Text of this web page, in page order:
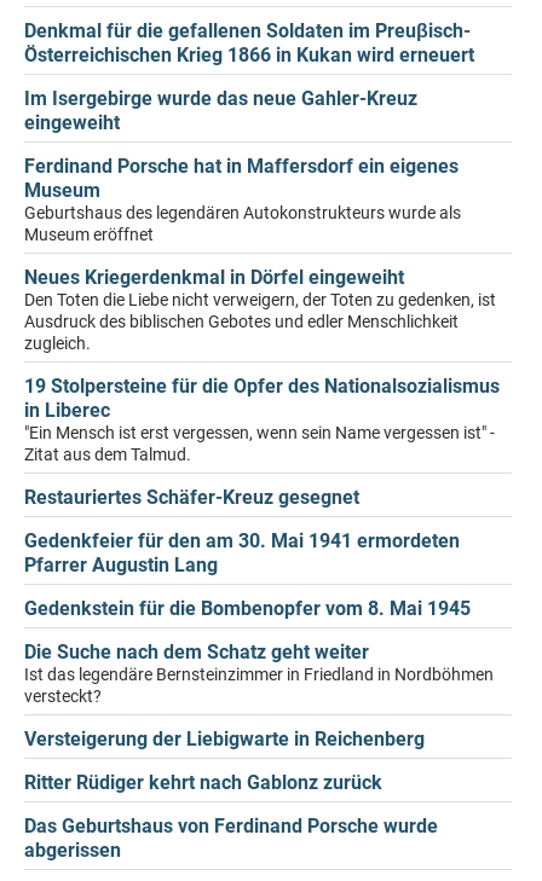
Denkmal für die gefallenen Soldaten im Preuβisch-
Österreichischen Krieg 1866 in Kukan wird erneuert
Im Isergebirge wurde das neue Gahler-Kreuz
eingeweiht
Ferdinand Porsche hat in Maffersdorf ein eigenes
Museum
Geburtshaus des legendären Autokonstrukteurs wurde als
Museum eröffnet
Neues Kriegerdenkmal in Dörfel eingeweiht
Den Toten die Liebe nicht verweigern, der Toten zu gedenken, ist
Ausdruck des biblischen Gebotes und edler Menschlichkeit
zugleich.
19 Stolpersteine für die Opfer des Nationalsozialismus
in Liberec
"Ein Mensch ist erst vergessen, wenn sein Name vergessen ist" -
Zitat aus dem Talmud.
Restauriertes Schäfer-Kreuz gesegnet
Gedenkfeier für den am 30. Mai 1941 ermordeten
Pfarrer Augustin Lang
Gedenkstein für die Bombenopfer vom 8. Mai 1945
Die Suche nach dem Schatz geht weiter
Ist das legendäre Bernsteinzimmer in Friedland in Nordböhmen
versteckt?
Versteigerung der Liebigwarte in Reichenberg
Ritter Rüdiger kehrt nach Gablonz zurück
Das Geburtshaus von Ferdinand Porsche wurde
abgerissen